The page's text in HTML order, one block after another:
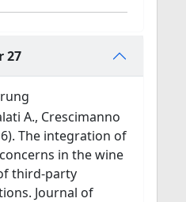
27
A., Crescimanno
The integration of
in the wine
third-party
Journal of